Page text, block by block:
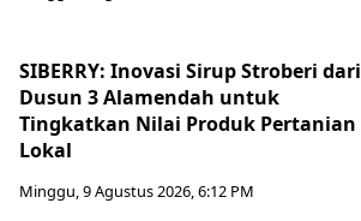
SIBERRY: Inovasi Sirup Stroberi dari
Dusun 3 Alamendah untuk
Tingkatkan Nilai Produk Pertanian
Lokal
Minggu, 9 Agustus 2026, 6:12 PM